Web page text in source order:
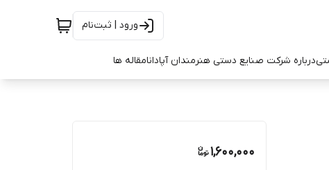
ورود | ثبت‌نام
درباره شرکت صنایع دستی هنرمندان آپادانامقاله ها
1,600,000